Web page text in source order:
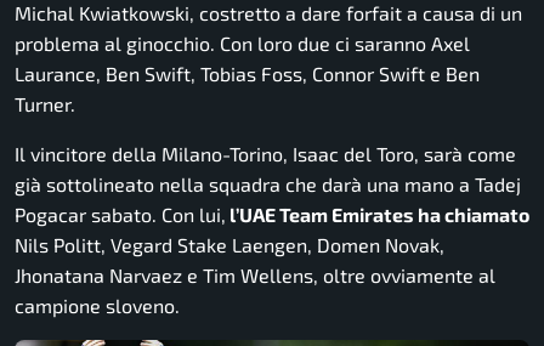
Michal Kwiatkowski, costretto a dare forfait a causa di un
problema al ginocchio. Con loro due ci saranno Axel
Laurance, Ben Swift, Tobias Foss, Connor Swift e Ben
Turner.
Il vincitore della Milano-Torino, Isaac del Toro, sarà come
già sottolineato nella squadra che darà una mano a Tadej
Pogacar sabato. Con lui, l’UAE Team Emirates ha chiamato
Nils Politt, Vegard Stake Laengen, Domen Novak,
Jhonatana Narvaez e Tim Wellens, oltre ovviamente al
campione sloveno.